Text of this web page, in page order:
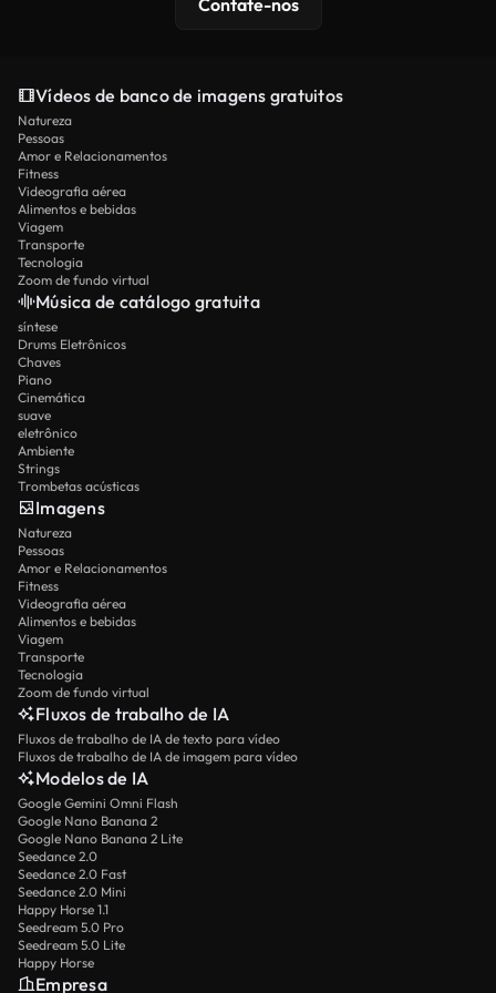
Contate-nos
Vídeos de banco de imagens gratuitos
Natureza
Pessoas
Amor e Relacionamentos
Fitness
Videografia aérea
Alimentos e bebidas
Viagem
Transporte
Tecnologia
Zoom de fundo virtual
Música de catálogo gratuita
síntese
Drums Eletrônicos
Chaves
Piano
Cinemática
suave
eletrônico
Ambiente
Strings
Trombetas acústicas
Imagens
Natureza
Pessoas
Amor e Relacionamentos
Fitness
Videografia aérea
Alimentos e bebidas
Viagem
Transporte
Tecnologia
Zoom de fundo virtual
Fluxos de trabalho de IA
Fluxos de trabalho de IA de texto para vídeo
Fluxos de trabalho de IA de imagem para vídeo
Modelos de IA
Google Gemini Omni Flash
Google Nano Banana 2
Google Nano Banana 2 Lite
Seedance 2.0
Seedance 2.0 Fast
Seedance 2.0 Mini
Happy Horse 1.1
Seedream 5.0 Pro
Seedream 5.0 Lite
Happy Horse
Empresa